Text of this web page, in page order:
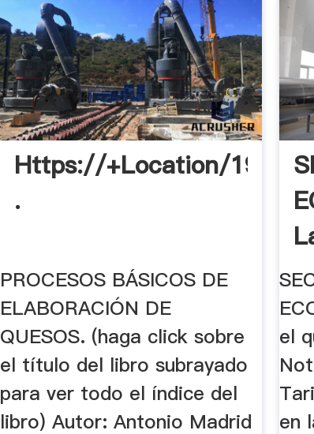
Https://+Location/
.
PROCESOS BÁSICOS DE
ELABORACIÓN DE
QUESOS. (haga click sobre
el título del libro subrayado
para ver todo el índice del
libro) Autor: Antonio Madrid
el
en